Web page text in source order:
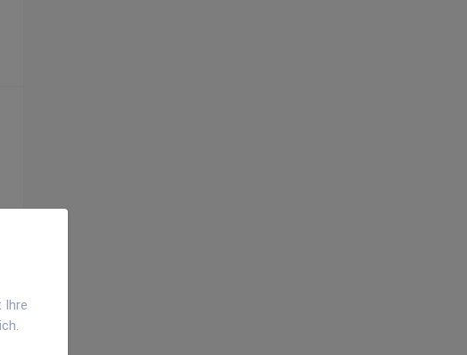
Ihre